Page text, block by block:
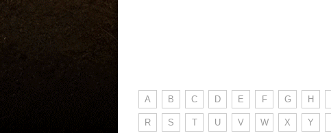
A B C D E F G H
R S T U V W X Y